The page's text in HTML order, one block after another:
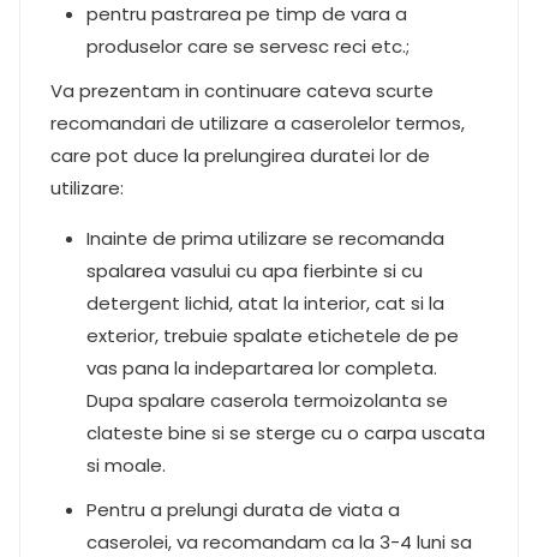
pentru pastrarea pe timp de vara a
produselor care se servesc reci etc.;
Va prezentam in continuare cateva scurte
recomandari de utilizare a caserolelor termos,
care pot duce la prelungirea duratei lor de
utilizare:
Inainte de prima utilizare se recomanda
spalarea vasului cu apa fierbinte si cu
detergent lichid, atat la interior, cat si la
exterior, trebuie spalate etichetele de pe
vas pana la indepartarea lor completa.
Dupa spalare caserola termoizolanta se
clateste bine si se sterge cu o carpa uscata
si moale.
Pentru a prelungi durata de viata a
caserolei, va recomandam ca la 3-4 luni sa